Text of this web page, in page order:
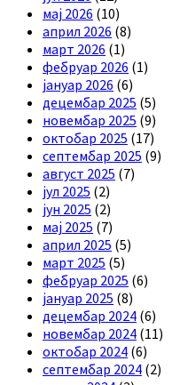
мај 2026 (10)
април 2026 (8)
март 2026 (1)
фебруар 2026 (1)
јануар 2026 (6)
децембар 2025 (5)
новембар 2025 (9)
октобар 2025 (17)
септембар 2025 (9)
август 2025 (7)
јул 2025 (2)
јун 2025 (2)
мај 2025 (7)
април 2025 (5)
март 2025 (5)
фебруар 2025 (6)
јануар 2025 (8)
децембар 2024 (6)
новембар 2024 (11)
октобар 2024 (6)
септембар 2024 (2)